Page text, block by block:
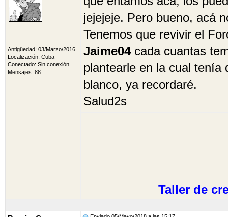
Antigüedad: 03/Marzo/2016
Localización: Cuba
Conectado: Sin conexión
Mensajes: 88
jejejeje. Pero bueno, acá
Tenemos que revivir el
Jaime04cada cuantas
plantearle en la cual tenía
blanco, ya recordaré.
Salud2s
Taller de